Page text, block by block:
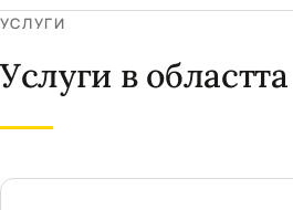
УСЛУГИ
Услуги в областта